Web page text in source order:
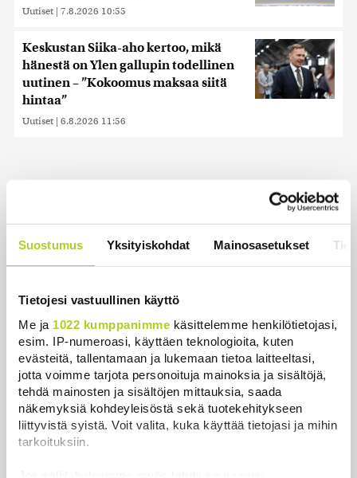
Suostumus Yksityiskohdat Mainosasetukset
Tietojesi vastuullinen käyttö
Me ja 1022 kumppanimme käsittelemme henkilötietojasi,
esim. IP-numeroasi, käyttäen teknologioita, kuten
evästeitä, tallentamaan ja lukemaan tietoa laitteeltasi,
jotta voimme tarjota personoituja mainoksia ja sisältöjä,
tehdä mainosten ja sisältöjen mittauksia, saada
näkemyksiä kohdeyleisöstä sekä tuotekehitykseen
liittyvistä syistä. Voit valita, kuka käyttää tietojasi ja mihin
tarkoituksiin.
Uutiset | 7.8.2026 10:55
Keskustan Siika-aho kertoo, mikä
hänestä on Ylen gallupin todellinen
uutinen – ”Kokoomus maksaa siitä
hintaa”
Uutiset | 6.8.2026 11:56
HS: Kaikkonen puoluejohtajien ykkönen
Uutiset | 8.8.2026 13:09
Ursa on myynyt ennätysmäärän pimennyslaseja
auringonpimennyksen edellä
Uutiset | 8.8.2026 11:31
Suomessa näkyy keskiviikkona osittainen
auringonpimennys
Uutiset | 8.8.2026 11:30